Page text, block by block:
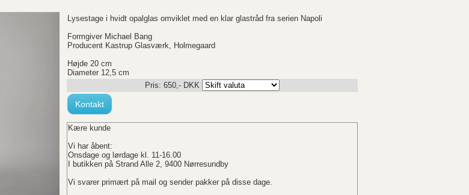
Lysestage i hvidt opalglas omviklet med en klar glastråd fra serien Napoli
Formgiver Michael Bang
Producent Kastrup Glasværk, Holmegaard
Højde 20 cm
Diameter 12,5 cm
Pris: 650,- DKK
Kontakt
Kære kunde
Vi har åbent:
Onsdage og lørdage kl. 11-16.00
I butikken på Strand Alle 2, 9400 Nørresundby
Vi svarer primært på mail og sender pakker på disse dage.